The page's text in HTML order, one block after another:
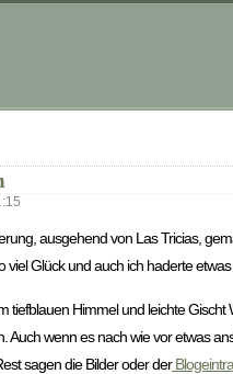
ausgehend von Las Tricias,
Glück und auch ich haderte
Himmel und leichte
Auch wenn es nach wie vor etwas
sagen die Bilder oder der